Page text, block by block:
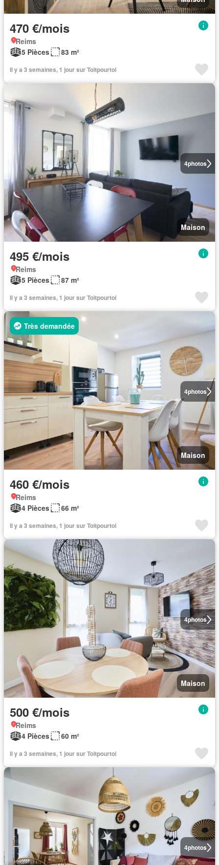
470 €/mois
Reims
5 Pièces
83 m²
Il y a 3 semaines, 1 jour sur Toitpourtoi
4photos
Maison
495 €/mois
Reims
5 Pièces
87 m²
Il y a 3 semaines, 1 jour sur Toitpourtoi
4photos
Très demandée
Maison
460 €/mois
Reims
4 Pièces
66 m²
Il y a 3 semaines, 1 jour sur Toitpourtoi
4photos
Maison
500 €/mois
Reims
4 Pièces
60 m²
Il y a 3 semaines, 1 jour sur Toitpourtoi
4photos